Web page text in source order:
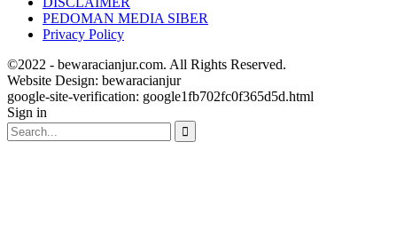
PEDOMAN MEDIA SIBER
Privacy Policy
©2022 - bewaracianjur.com. All Rights Reserved.
Website Design: bewaracianjur
google-site-verification: google1fb702fc0f365d5d.html
Sign in